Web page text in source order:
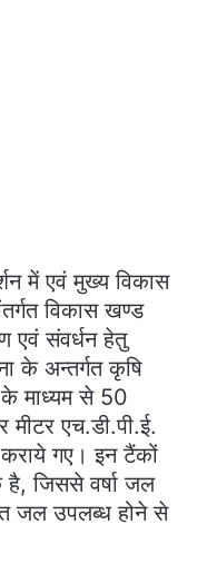
में एवं मुख्य विकास
विकास खण्ड
एवं संवर्धन हेतु
के अन्तर्गत कृषि
माध्यम से 50
एच.डी.पी.ई.
गए। इन टैंकों
है, जिससे वर्षा जल
जल उपलब्ध होने से